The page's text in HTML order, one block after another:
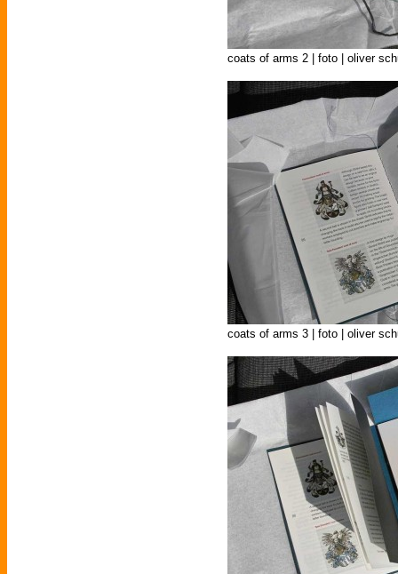
coats of arms 2 | foto | oliver
coats of arms 3 | foto | oliver